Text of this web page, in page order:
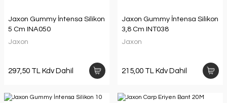
Jaxon Gummy İntensa Silikon
5 Cm INA050
Jaxon
297,50 TL Kdv Dahil
Jaxon Gummy İntensa Silikon
3,8 Cm INT038
Jaxon
215,00 TL Kdv Dahil